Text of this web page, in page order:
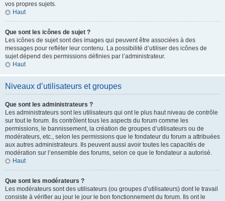
vos propres sujets.
Haut
Que sont les icônes de sujet ?
Les icônes de sujet sont des images qui peuvent être associées à des
messages pour refléter leur contenu. La possibilité d’utiliser des icônes de
sujet dépend des permissions définies par l’administrateur.
Haut
Niveaux d’utilisateurs et groupes
Que sont les administrateurs ?
Les administrateurs sont les utilisateurs qui ont le plus haut niveau de contrôle
sur tout le forum. Ils contrôlent tous les aspects du forum comme les
permissions, le bannissement, la création de groupes d’utilisateurs ou de
modérateurs, etc., selon les permissions que le fondateur du forum a attribuées
aux autres administrateurs. Ils peuvent aussi avoir toutes les capacités de
modération sur l’ensemble des forums, selon ce que le fondateur a autorisé.
Haut
Que sont les modérateurs ?
Les modérateurs sont des utilisateurs (ou groupes d’utilisateurs) dont le travail
consiste à vérifier au jour le jour le bon fonctionnement du forum. Ils ont le